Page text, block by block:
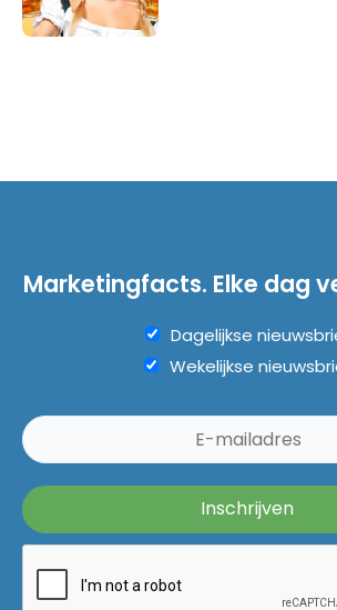
Marketingfacts. Elke dag
Dagelijkse
Wekelijkse